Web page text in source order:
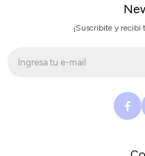
¡Suscribite y recibí
